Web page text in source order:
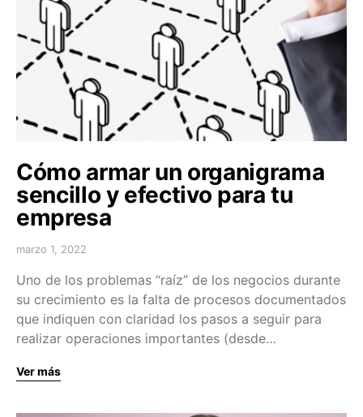
Cómo armar un organigrama
sencillo y efectivo para tu
empresa
marzo 1, 2022
Uno de los problemas “raíz” de los negocios durante
su crecimiento es la falta de procesos documentados
que indiquen con claridad los pasos a seguir para
realizar operaciones importantes (desde…
Ver más